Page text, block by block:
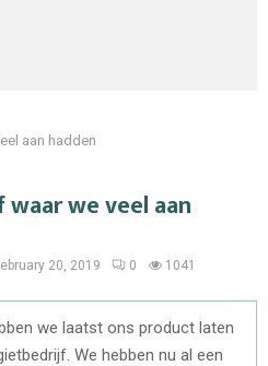
aan hadden
we veel aan
20, 2019 0 1041
we laatst ons product laten
We hebben nu al een